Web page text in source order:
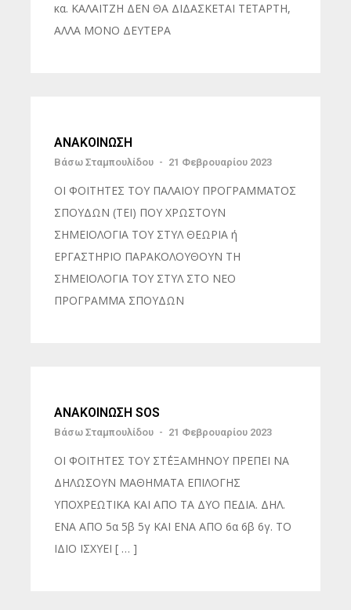
κα. ΚΑΛΑΪΤΖΗ ΔΕΝ ΘΑ ΔΙΔΑΣΚΕΤΑΙ ΤΕΤΑΡΤΗ,
ΑΛΛΑ ΜΟΝΟ ΔΕΥΤΕΡΑ
ΑΝΑΚΟΙΝΩΣΗ
Βάσω Σταμπουλίδου - 21 Φεβρουαρίου 2023
ΟΙ ΦΟΙΤΗΤΕΣ ΤΟΥ ΠΑΛΑΙΟΥ ΠΡΟΓΡΑΜΜΑΤΟΣ
ΣΠΟΥΔΩΝ (ΤΕΙ) ΠΟΥ ΧΡΩΣΤΟΥΝ
ΣΗΜΕΙΟΛΟΓΙΑ ΤΟΥ ΣΤΥΛ ΘΕΩΡΙΑ ή
ΕΡΓΑΣΤΗΡΙΟ ΠΑΡΑΚΟΛΟΥΘΟΥΝ ΤΗ
ΣΗΜΕΙΟΛΟΓΙΑ ΤΟΥ ΣΤΥΛ ΣΤΟ ΝΕΟ
ΠΡΟΓΡΑΜΜΑ ΣΠΟΥΔΩΝ
ΑΝΑΚΟΙΝΩΣΗ SOS
Βάσω Σταμπουλίδου - 21 Φεβρουαρίου 2023
ΟΙ ΦΟΙΤΗΤΕΣ ΤΟΥ ΣΤ΄ΕΞΑΜΗΝΟΥ ΠΡΕΠΕΙ ΝΑ
ΔΗΛΩΣΟΥΝ ΜΑΘΗΜΑΤΑ ΕΠΙΛΟΓΗΣ
ΥΠΟΧΡΕΩΤΙΚΑ ΚΑΙ ΑΠΟ ΤΑ ΔΥΟ ΠΕΔΙΑ. ΔΗΛ.
ΕΝΑ ΑΠΟ 5α 5β 5γ ΚΑΙ ΕΝΑ ΑΠΟ 6α 6β 6γ. ΤΟ
ΙΔΙΟ ΙΣΧΥΕΙ [ … ]